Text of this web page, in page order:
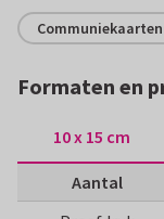
Communiekaarten
Formaten en
10 x 15 cm
Aantal